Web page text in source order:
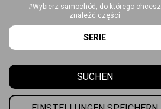
#Wybierz samochód, do którego chcesz
znaleźć części
SERIE
SUCHEN